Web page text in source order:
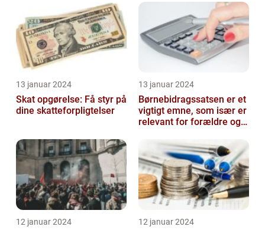
13 januar 2024
Skat opgørelse: Få styr på
dine skatteforpligtelser
13 januar 2024
Børnebidragssatsen er et
vigtigt emne, som især er
relevant for forældre og
12 januar 2024 12 januar 2024